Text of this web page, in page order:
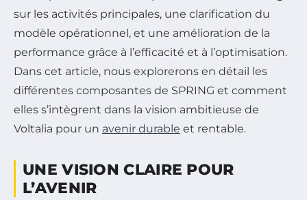
sur les activités principales, une clarification du
modèle opérationnel, et une amélioration de la
performance grâce à l’efficacité et à l’optimisation.
Dans cet article, nous explorerons en détail les
différentes composantes de SPRING et comment
elles s’intègrent dans la vision ambitieuse de
Voltalia pour un avenir durable et rentable.
UNE VISION CLAIRE POUR
L’AVENIR